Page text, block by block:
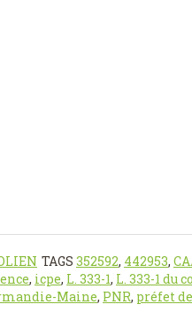
TAGS 352592, 442953,
, icpe, L. 333-1, L. 333-1 du
Maine, PNR, préfet